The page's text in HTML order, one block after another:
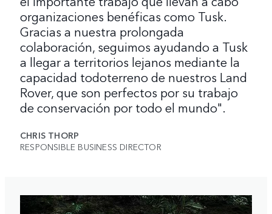
organizaciones benéficas como Tusk.
Gracias a nuestra prolongada
colaboración, seguimos ayudando a Tusk
a llegar a territorios lejanos mediante la
capacidad todoterreno de nuestros Land
Rover, que son perfectos por su trabajo
de conservación por todo el mundo".
CHRIS THORP
RESPONSIBLE BUSINESS DIRECTOR